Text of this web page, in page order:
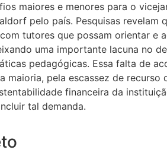
maiores e menores para o
pelo país. Pesquisas revelam
tutores que possam orientar e
uma importante lacuna no
pedagógicas. Essa falta de
maioria, pela escassez de recurso
financeira da
tal demanda.